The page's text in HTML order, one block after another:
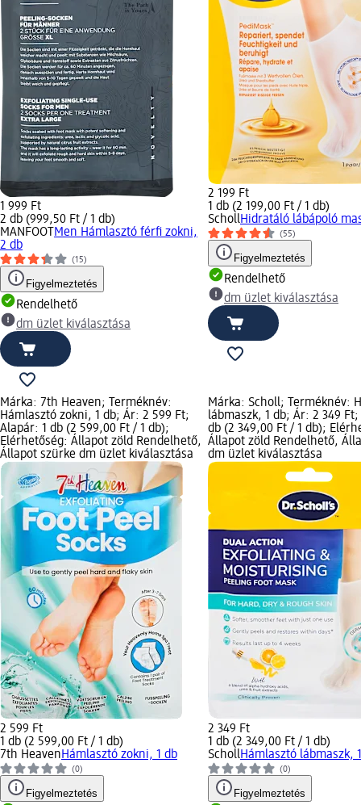
1 999 Ft
2 db (999,50 Ft / 1 db)
MANFOOT
Men Hámlasztó férfi zokni,
2 db
(15)
Figyelmeztetés
Rendelhető
dm üzlet kiválasztása
2 199 Ft
1 db (2 199,00 Ft / 1 db)
SchollHidratáló lábápoló
(55)
Figyelmeztetés
Rendelhető
dm üzlet kiválasztása
Márka: 7th Heaven; Terméknév:
Hámlasztó zokni, 1 db; Ár: 2 599 Ft;
Alapár: 1 db (2 599,00 Ft / 1 db);
Elérhetőség: Állapot zöld Rendelhető,
Állapot szürke dm üzlet kiválasztása
2 599 Ft
1 db (2 599,00 Ft / 1 db)
7th HeavenHámlasztó zokni, 1 db
(0)
Figyelmeztetés
Márka: Scholl; Terméknév:
lábmaszk, 1 db; Ár: 2 349
db (2 349,00 Ft / 1 db);
Állapot zöld Rendelhető,
dm üzlet kiválasztása
2 349 Ft
1 db (2 349,00 Ft / 1 db)
SchollHámlasztó lábmaszk,
(0)
Figyelmeztetés